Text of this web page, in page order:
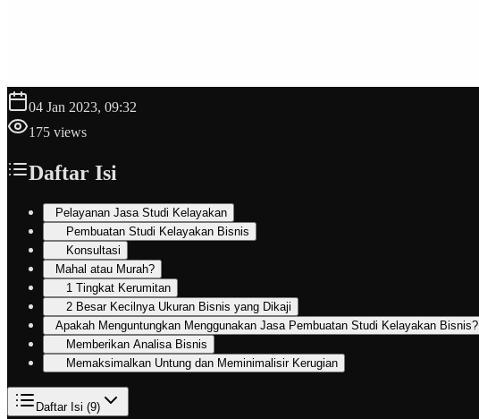
04 Jan 2023, 09:32
175 views
Daftar Isi
Pelayanan Jasa Studi Kelayakan
Pembuatan Studi Kelayakan Bisnis
Konsultasi
Mahal atau Murah?
1 Tingkat Kerumitan
2 Besar Kecilnya Ukuran Bisnis yang Dikaji
Apakah Menguntungkan Menggunakan Jasa Pembuatan Studi Kelayakan Bisnis?
Memberikan Analisa Bisnis
Memaksimalkan Untung dan Meminimalisir Kerugian
Daftar Isi (9)